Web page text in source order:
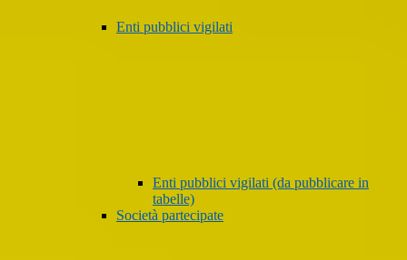
Enti pubblici vigilati
Enti pubblici vigilati (da pubblicare in
tabelle)
Società partecipate